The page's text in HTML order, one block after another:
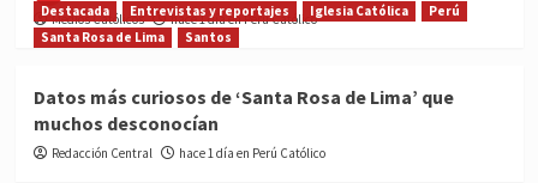
Medios Católicos hace 1 día en Perú Católico
Destacada Entrevistas y reportajes Iglesia Católica
Perú
Santa Rosa de Lima
Santos
Datos más curiosos de ‘Santa Rosa de Lima’ que
muchos desconocían
Redacción Central hace 1 día en Perú Católico